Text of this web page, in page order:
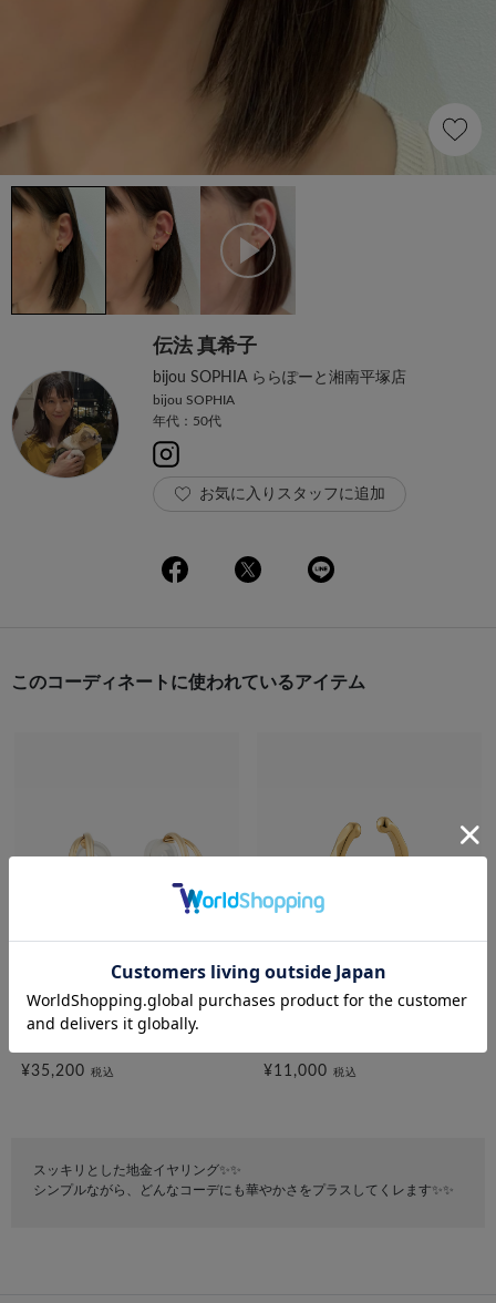
伝法 真希子
bijou SOPHIA ららぽーと湘南平塚店
bijou SOPHIA
年代：50代
お気に入りスタッフに追加
このコーディネートに使われているアイテム
festaria VOYAGE
¥35,200 税込 ¥11,000 税込
スッキリとした地金イヤリング✨✨
シンプルながら、どんなコーデにも華やかさをプラスしてくレます✨✨